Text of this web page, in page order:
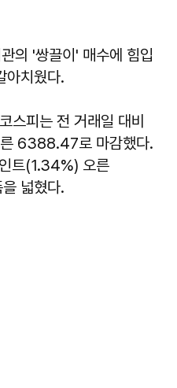
의 '쌍끌이' 매수에 힘입
아치웠다.
스피는 전 거래일 대비
6388.47로 마감했다.
트(1.34%) 오른
넓혔다.